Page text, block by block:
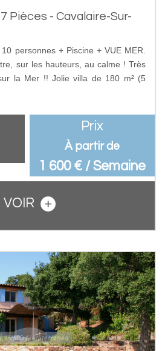
Pièces - Cavalaire-Sur-
personnes + Piscine + VUE MER.
sur les hauteurs, au calme ! Très
la Mer !! Jolie villa de 180 m² (5
Prix
À partir de
1 600 € / Semaine
VOIR